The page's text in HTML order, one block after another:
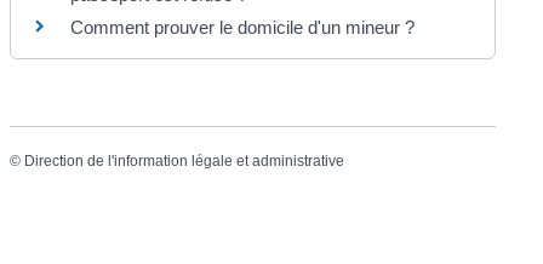
Comment prouver le domicile d'un mineur ?
© Direction de l'information légale et administrative